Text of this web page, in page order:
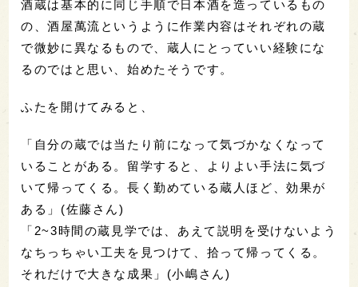
酒蔵は基本的に同じ手順で日本酒を造っているもの
の、酒屋萬流というように作業内容はそれぞれの蔵
で微妙に異なるもので、蔵人にとっていい経験にな
るのではと思い、始めたそうです。
ふたを開けてみると、
「自分の蔵では当たり前になって気づかなくなって
いることがある。留学すると、よりよい手法に気づ
いて帰ってくる。長く勤めている蔵人ほど、効果が
ある」(佐藤さん)
「2~3時間の蔵見学では、あえて説明を受けないよう
なちっちゃい工夫を見つけて、拾って帰ってくる。
それだけで大きな成果」(小嶋さん)